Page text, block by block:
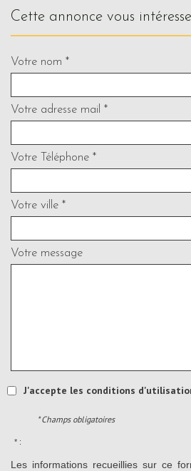
cette annonce vous
Votre nom *
Votre adresse mail *
Votre Téléphone *
Votre ville *
Votre message
J'accepte les conditions
* Champs obligatoires
* :
Les informations recueillies sur ce